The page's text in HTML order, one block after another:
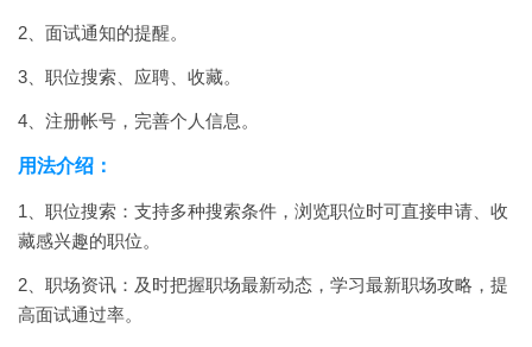
2、面试通知的提醒。
3、职位搜索、应聘、收藏。
4、注册帐号，完善个人信息。
用法介绍：
1、职位搜索：支持多种搜索条件，浏览职位时可直接申请、收
藏感兴趣的职位。
2、职场资讯：及时把握职场最新动态，学习最新职场攻略，提
高面试通过率。